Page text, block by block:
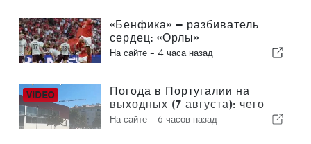
«Бенфика» — разбиватель
сердец: «Орлы»
отправляются в Эдинбург,
раунд
На сайте - 4 часа назад
Погода в Португалии на
выходных (7 августа): чего
ожидать в разных регионах
На сайте - 6 часов назад